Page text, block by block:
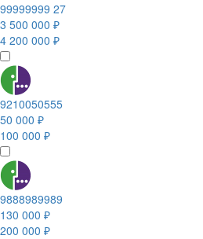
99999999 27
3 500 000 ₽
4 200 000 ₽
9210050555
50 000 ₽
100 000 ₽
9888989989
130 000 ₽
200 000 ₽